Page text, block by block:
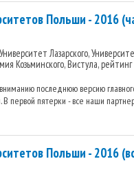
Польши - 2016
Лазарского,
Козьминского, Вистула, рейтинг
последнюю версию
В первой пятерки - все наши
Польши - 2016